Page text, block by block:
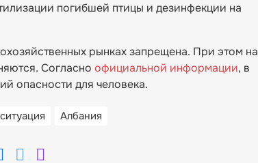
погибшей птицы и дезинфекции на
рынках запрещена. При этом на
Согласно официальной информации, в
опасности для человека.
Албания